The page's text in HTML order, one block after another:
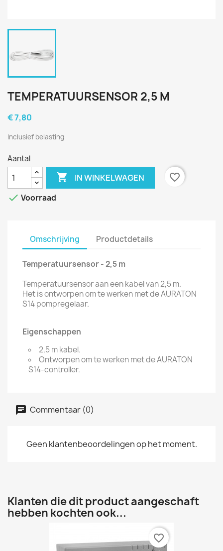
TEMPERATUURSENSOR 2,5 M
€ 7,80
Inclusief belasting
Aantal
 IN WINKELWAGEN
favorite_border
 Voorraad
Omschrijving Productdetails
Temperatuursensor - 2,5 m
Temperatuursensor aan een kabel van 2,5 m.
Het is ontworpen om te werken met de AURATON
S14 pompregelaar.
Eigenschappen
2,5 m kabel.
Ontworpen om te werken met de AURATON
S14-controller.
Commentaar (0)
Geen klantenbeoordelingen op het moment.
Klanten die dit product aangeschaft
hebben kochten ook...
favorite_border